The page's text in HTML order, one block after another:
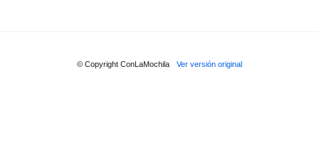
© Copyright ConLaMochila Ver versión original